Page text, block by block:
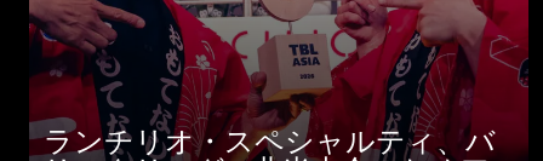
ランチリオ・スペシャルティ、バ